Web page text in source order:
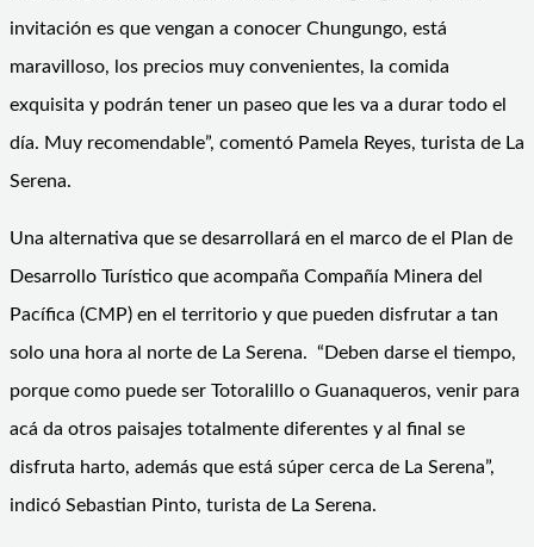
invitación es que vengan a conocer Chungungo, está
maravilloso, los precios muy convenientes, la comida
exquisita y podrán tener un paseo que les va a durar todo el
día. Muy recomendable”, comentó Pamela Reyes, turista de La
Serena.
Una alternativa que se desarrollará en el marco de el Plan de
Desarrollo Turístico que acompaña Compañía Minera del
Pacífica (CMP) en el territorio y que pueden disfrutar a tan
solo una hora al norte de La Serena. “Deben darse el tiempo,
porque como puede ser Totoralillo o Guanaqueros, venir para
acá da otros paisajes totalmente diferentes y al final se
disfruta harto, además que está súper cerca de La Serena”,
indicó Sebastian Pinto, turista de La Serena.